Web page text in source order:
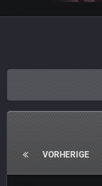
VORHERIGE